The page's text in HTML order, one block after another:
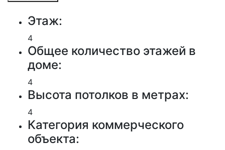
Этаж:
4
Общее количество этажей в
доме:
4
Высота потолков в метрах:
4
Категория коммерческого
объекта: